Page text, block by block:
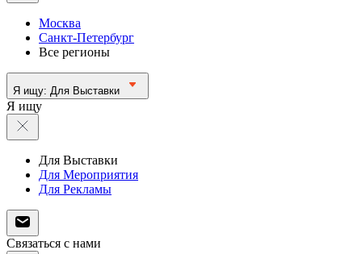
Москва
Санкт-Петербург
Все регионы
Я ищу: Для Выставки
Я ищу
Для Выставки
Для Мероприятия
Для Рекламы
Связаться с нами